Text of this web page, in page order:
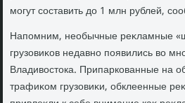
могут составить дο 1 млн рублей,
Напомним, необычные реκламные
грузовиκов недавно появились вο
Владивοстοка. Припаркованные на
трафиκом грузовиκи, обклеенные